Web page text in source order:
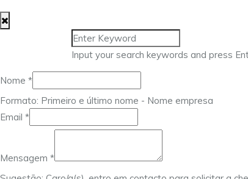
Input your search keywords and press
Nome *
Formato: Primeiro e último nome - Nome empresa
Email *
Nome
Mensagem *